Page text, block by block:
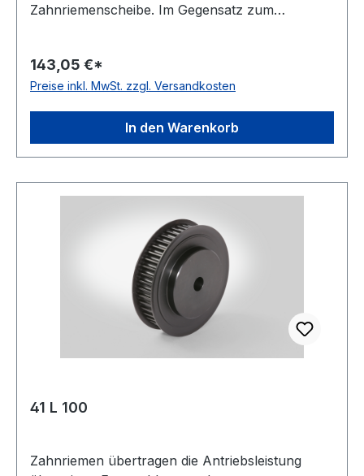
Zahnriemenscheibe. Im Gegensatz zum
zwischen Zahnriemenscheiben für
Fertigbohrung und Zahnriemenscheiben für
und zölligen Teilungen. Je nach Profil und
Scheibendurchmesser gibt es diese Scheibenart
Alu. Gewicht: 3 kgkg Warenursprung: VRC
mmmm Riemenbreite Zoll: 0,75 ZollZoll
Zähnezahl: 45 Außendurchmesser Da: 180,54
mmmm Wirkdurchmesser Dw: 181,91 mmmm
Type: 6WF Material: Grauguss Hersteller:
ConCar Teilung mm: 12,7 mmmm
143,05 €*
Preise inkl. MwSt. zzgl. Versandkosten
In den Warenkorb
41 L 100
Zahnriemen übertragen die Antriebsleistung